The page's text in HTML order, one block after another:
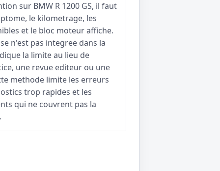
sur BMW R 1200 GS, il faut
le kilometrage, les
et le bloc moteur affiche.
n'est pas integree dans la
la limite au lieu de
une revue editeur ou une
methode limite les erreurs
trop rapides et les
qui ne couvrent pas la